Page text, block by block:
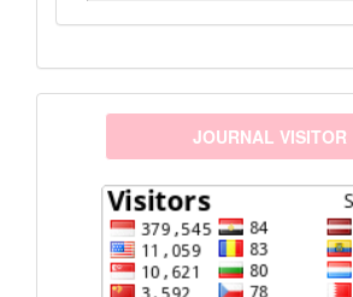
visitors JOURNAL VISITOR